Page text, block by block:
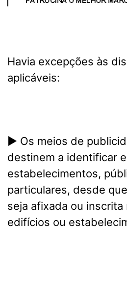
Havia excepções às
aplicáveis:
► Os meios de
destinem a identificar
estabelecimentos,
particulares, desde
seja afixada ou
edifícios ou